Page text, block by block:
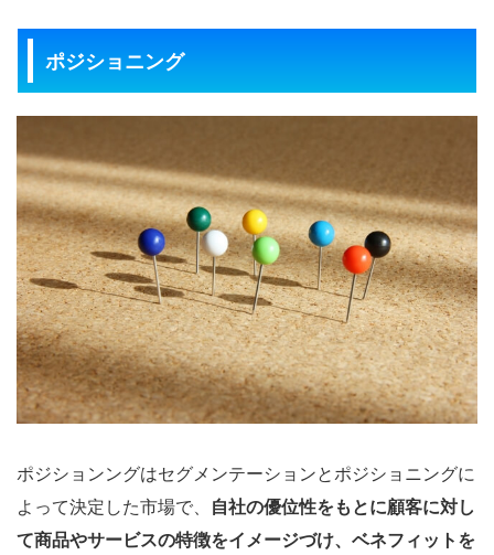
ポジショニング
ポジションングはセグメンテーションとポジショニングに
よって決定した市場で、 自社の優位性をもとに顧客に対し
て商品やサービスの特徴をイメージづけ、ベネフィットを